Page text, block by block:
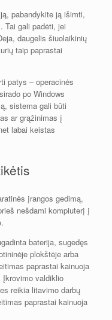
pabandykite ją išimti,
Tai gali padėti, jei
daugelis šiuolaikinių
taip paprastai
patys – operacinės
po Windows
sistema gali būti
ar grąžinimas į
labai keistas
įrangos gedimą,
nešdami kompiuterį į
baterija, sugedęs
plokštėje arba
paprastai kainuoja
Įkrovimo valdiklio
reikia litavimo darbų
paprastai kainuoja